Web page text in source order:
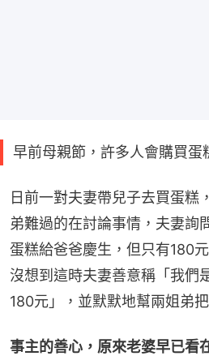
早前母親節，許多人會購買蛋
日前一對夫妻帶兒子去買蛋糕
弟難過的在討論事情，夫妻詢
蛋糕給爸爸慶生，但只有180
沒想到這時夫妻善意稱「我們
180元」，並默默地幫兩姐弟
事主的善心，原來老婆早已看